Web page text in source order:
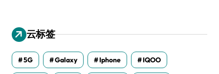
云标签
5G Galaxy Iphone IQOO